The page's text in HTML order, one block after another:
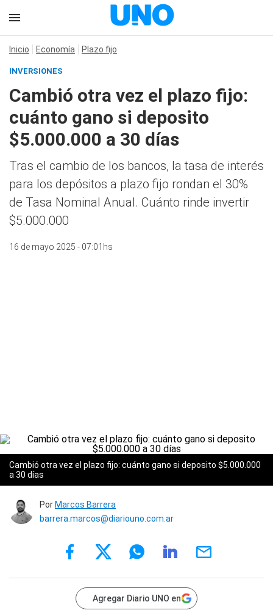
Inicio Economía Plazo fijo
INVERSIONES
Cambió otra vez el plazo fijo:
cuánto gano si deposito
$5.000.000 a 30 días
Tras el cambio de los bancos, la tasa de interés
para los depósitos a plazo fijo rondan el 30%
de Tasa Nominal Anual. Cuánto rinde invertir
$5.000.000
16 de mayo 2025 - 07:01hs
Cambió otra vez el plazo fijo: cuánto gano si deposito $5.000.000
a 30 días
Por Marcos Barrera
barrera.marcos@diariouno.com.ar
Agregar Diario UNO en